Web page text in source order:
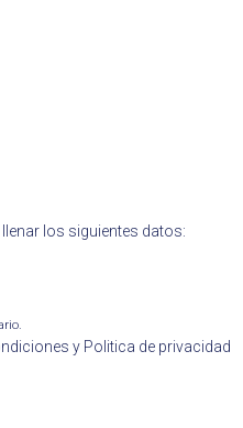
llenar los siguientes datos:
y Politica de privacidad